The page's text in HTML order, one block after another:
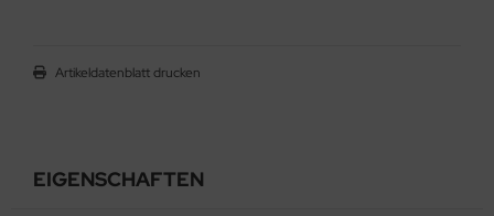
Artikeldatenblatt drucken
EIGENSCHAFTEN